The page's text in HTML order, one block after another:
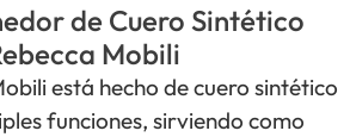
de Cuero Sintético
Mobili
está hecho de cuero sintético
funciones, sirviendo como